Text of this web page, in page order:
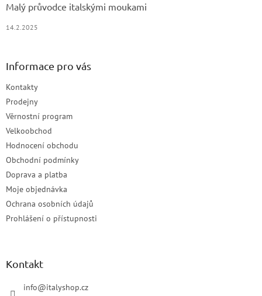
Malý průvodce italskými moukami
14.2.2025
Informace pro vás
Kontakty
Prodejny
Věrnostní program
Velkoobchod
Hodnocení obchodu
Obchodní podmínky
Doprava a platba
Moje objednávka
Ochrana osobních údajů
Prohlášení o přístupnosti
Kontakt
info@italyshop.cz